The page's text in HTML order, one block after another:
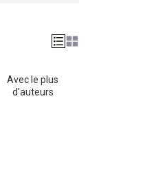
Avec le plus
d'auteurs